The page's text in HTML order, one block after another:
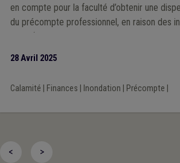
en compte pour la faculté d’obtenir une
du précompte professionnel, en raison des
28 Avril 2025
Calamité Finances Inondation Précompte
< >